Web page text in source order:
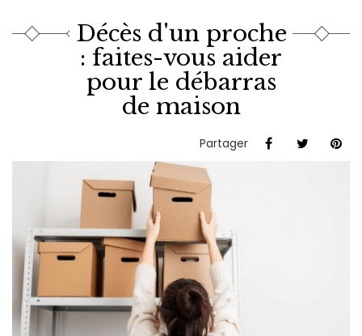
Décès d'un proche
: faites-vous aider
pour le débarras
de maison
Partager